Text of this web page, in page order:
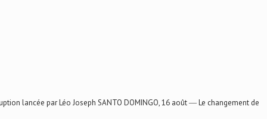
lancée par Léo Joseph SANTO DOMINGO, 16 août ― Le changement de